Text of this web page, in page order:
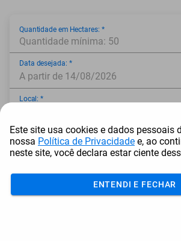
Quantidade em Hectares: *
Quantidade mínima: 50
Data desejada: *
A partir de 14/08/2026
Local: *
Estado: *
Este site usa cookies e dados pessoais
nossa Política de Privacidade e, ao
neste site, você declara estar ciente
ENTENDI E FECHAR